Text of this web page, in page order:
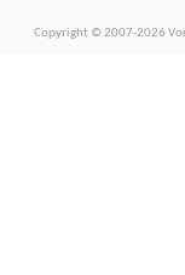
Copyright © 2007-2026